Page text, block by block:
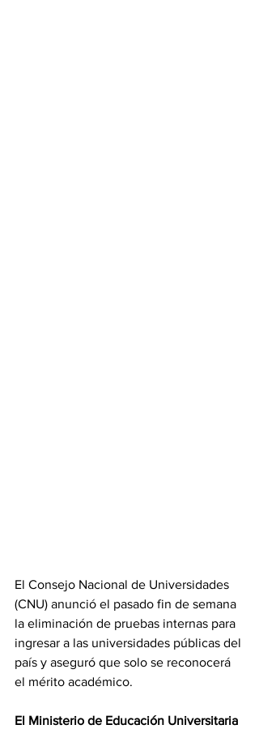
El Consejo Nacional de Universidades
(CNU) anunció el pasado fin de semana
la eliminación de pruebas internas para
ingresar a las universidades públicas del
país y aseguró que solo se reconocerá
el mérito académico.
El Ministerio de Educación Universitaria